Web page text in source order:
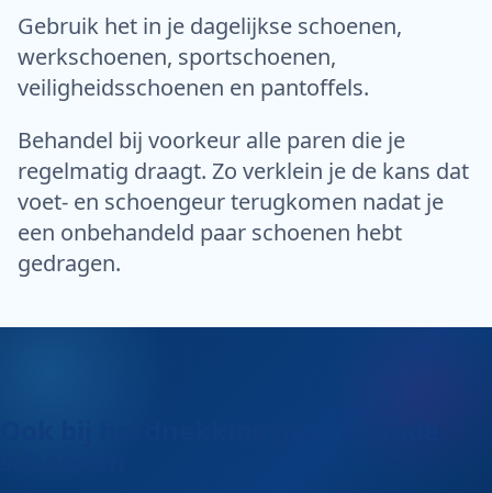
Gebruik het in je dagelijkse schoenen,
werkschoenen, sportschoenen,
veiligheidsschoenen en pantoffels.
Behandel bij voorkeur alle paren die je
regelmatig draagt. Zo verklein je de kans dat
voet- en schoengeur terugkomen nadat je
een onbehandeld paar schoenen hebt
gedragen.